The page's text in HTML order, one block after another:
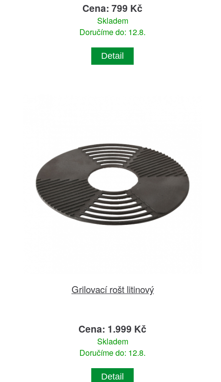
Cena: 799 Kč
Skladem
Doručíme do: 12.8.
Detail
Grilovací rošt litinový
Cena: 1.999 Kč
Skladem
Doručíme do: 12.8.
Detail